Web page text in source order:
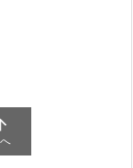
へ